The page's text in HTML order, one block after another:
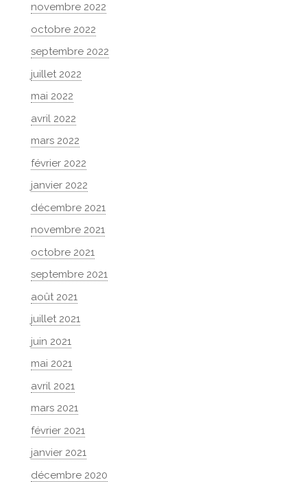
novembre 2022
octobre 2022
septembre 2022
juillet 2022
mai 2022
avril 2022
mars 2022
février 2022
janvier 2022
décembre 2021
novembre 2021
octobre 2021
septembre 2021
août 2021
juillet 2021
juin 2021
mai 2021
avril 2021
mars 2021
février 2021
janvier 2021
décembre 2020